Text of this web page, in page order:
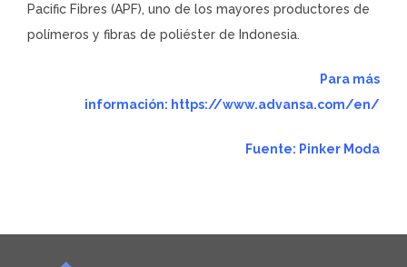
Pacific Fibres (APF), uno de los mayores productores de
polímeros y fibras de poliéster de Indonesia.
Para más
información: https://www.advansa.com/en/
Fuente: Pinker Moda